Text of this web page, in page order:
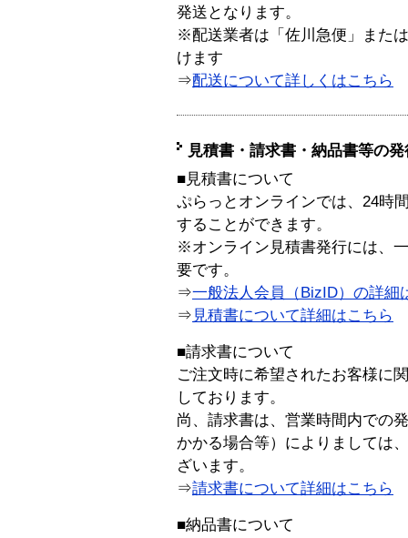
発送となります。
※配送業者は「佐川急便」また
けます
⇒配送について詳しくはこちら
見積書・請求書・納品書等の
■見積書について
ぷらっとオンラインでは、24時
することができます。
※オンライン見積書発行には、
要です。
⇒一般法人会員（BizID）の詳細
⇒ 見積書について詳細はこちら
■請求書について
ご注文時に希望されたお客様に
しております。
尚、請求書は、営業時間内での
かかる場合等）によりましては
ざいます。
⇒請求書について詳細はこちら
■納品書について